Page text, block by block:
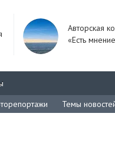
Авторская
«Есть
Темы